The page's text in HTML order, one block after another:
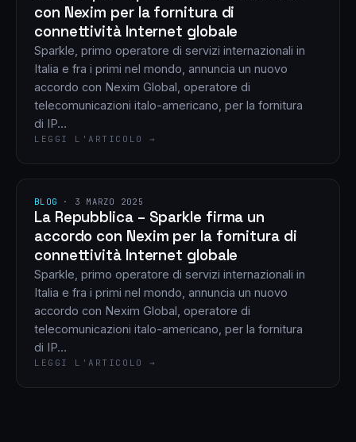
con Nexim per la fornitura di
connettività Internet globale
Sparkle, primo operatore di servizi internazionali in
Italia e fra i primi nel mondo, annuncia un nuovo
accordo con Nexim Global, operatore di
telecomunicazioni italo-americano, per la fornitura
di IP…
LEGGI L'ARTICOLO →
BLOG · 3 MARZO 2025
La Repubblica – Sparkle firma un
accordo con Nexim per la fornitura di
connettività Internet globale
Sparkle, primo operatore di servizi internazionali in
Italia e fra i primi nel mondo, annuncia un nuovo
accordo con Nexim Global, operatore di
telecomunicazioni italo-americano, per la fornitura
di IP…
LEGGI L'ARTICOLO →